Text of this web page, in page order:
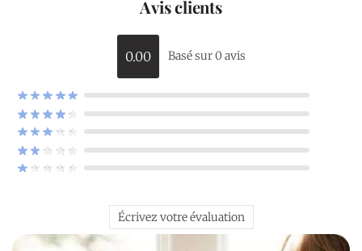
Avis clients
0.00 Basé sur 0 avis
Écrivez votre évaluation